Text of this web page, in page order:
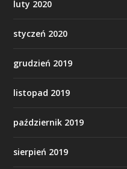
luty 2020
styczeń 2020
grudzień 2019
listopad 2019
październik 2019
sierpień 2019